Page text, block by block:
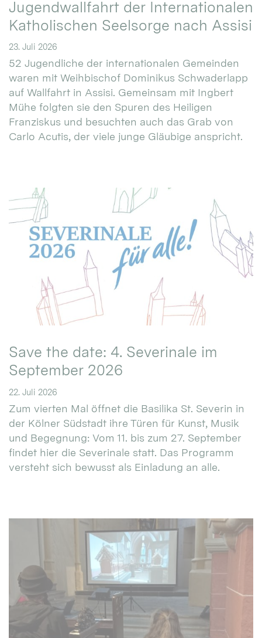
Jugendwallfahrt der Internationalen
Katholischen Seelsorge nach Assisi
23. Juli 2026
52 Jugendliche der internationalen Gemeinden
waren mit Weihbischof Dominikus Schwaderlapp
auf Wallfahrt in Assisi. Gemeinsam mit Ingbert
Mühe folgten sie den Spuren des Heiligen
Franziskus und besuchten auch das Grab von
Carlo Acutis, der viele junge Gläubige anspricht.
Save the date: 4. Severinale im
September 2026
22. Juli 2026
Zum vierten Mal öffnet die Basilika St. Severin in
der Kölner Südstadt ihre Türen für Kunst, Musik
und Begegnung: Vom 11. bis zum 27. September
findet hier die Severinale statt. Das Programm
versteht sich bewusst als Einladung an alle.